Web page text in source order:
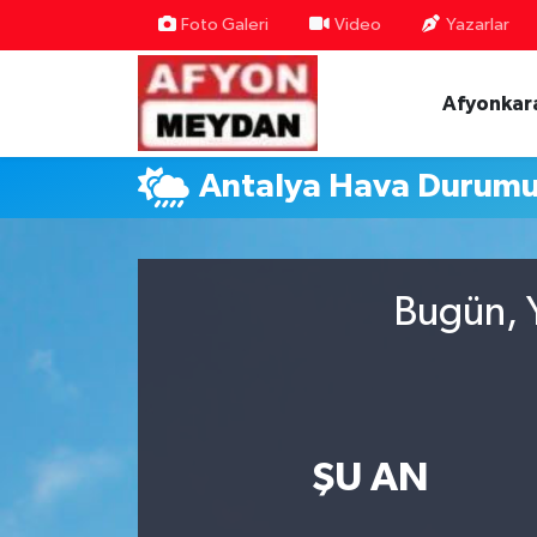
Foto Galeri Video Yazarlar
Antalya Hava
Bugün,
ŞU AN
Nöbetçi Eczaneler
Hava Durumu
Trafik Durumu
Haber Arşivi